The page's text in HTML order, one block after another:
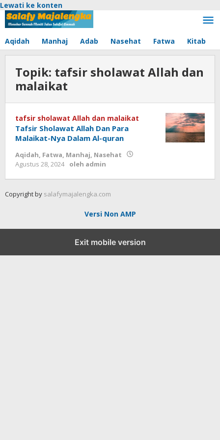
Lewati ke konten
Aqidah Manhaj Adab Nasehat Fatwa Kitab
Topik: tafsir sholawat Allah dan
malaikat
tafsir sholawat Allah dan malaikat
Tafsir Sholawat Allah Dan Para
Malaikat-Nya Dalam Al-quran
Aqidah, Fatwa, Manhaj, Nasehat
Agustus 28, 2024
oleh admin
Copyright by salafymajalengka.com
Versi Non AMP
Exit mobile version